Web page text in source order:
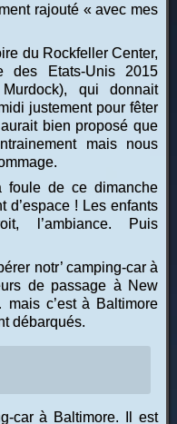
rajouté « avec mes
du Rockfeller Center,
des Etats-Unis 2015
qui donnait
justement pour fêter
bien proposé que
mais nous
foule de ce dimanche
! Les enfants
l’ambiance. Puis
notr’ camping-car à
de passage à New
c’est à Baltimore
débarqués.
car à Baltimore. Il est